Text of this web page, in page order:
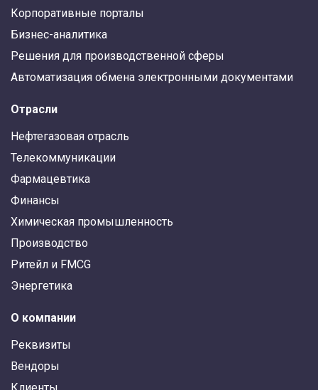
Корпоративные порталы
Бизнес-аналитика
Решения для производственной сферы
Автоматизация обмена электронными документами
Отрасли
Нефтегазовая отрасль
Телекоммуникации
Фармацевтика
Финансы
Химическая промышленность
Производство
Ритейл и FMCG
Энергетика
О компании
Реквизиты
Вендоры